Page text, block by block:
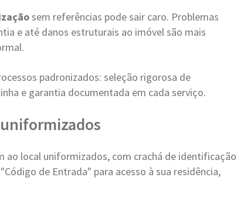
sem referências pode sair caro. Problemas
e até danos estruturais ao imóvel são mais
padronizados: seleção rigorosa de
e garantia documentada em cada serviço.
ao local uniformizados, com crachá de identificação
de Entrada" para acesso à sua residência,